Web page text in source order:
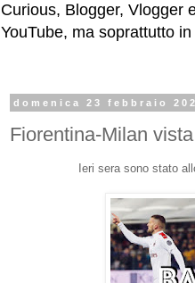
Curious, Blogger, Vlogger
YouTube, ma soprattutto
domenica 23 febbraio
Fiorentina-Milan
Ieri sera sono stato